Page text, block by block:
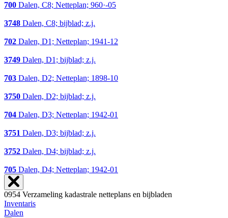
700 Dalen, C8; Netteplan; 960·-05
3748 Dalen, C8; bijblad; z.j.
702 Dalen, D1; Netteplan; 1941-12
3749 Dalen, D1; bijblad; z.j.
703 Dalen, D2; Netteplan; 1898-10
3750 Dalen, D2; bijblad; z.j.
704 Dalen, D3; Netteplan; 1942-01
3751 Dalen, D3; bijblad; z.j.
3752 Dalen, D4; bijblad; z.j.
705 Dalen, D4; Netteplan; 1942-01
0954 Verzameling kadastrale netteplans en bijbladen
Inventaris
Dalen